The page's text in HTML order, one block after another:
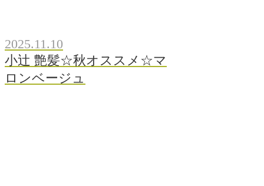
2025.11.10
小辻 艶髪☆秋オススメ☆マ
ロンベージュ